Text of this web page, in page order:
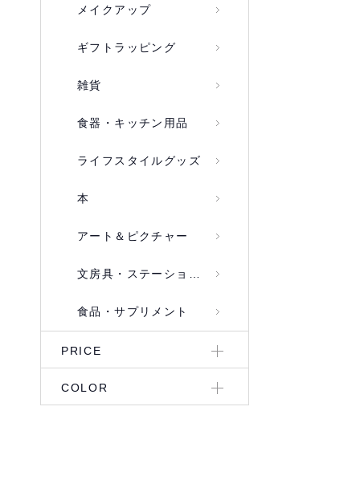
メイクアップ
ギフトラッピング
雑貨
食器・キッチン用品
ライフスタイルグッズ
本
アート＆ピクチャー
文房具・ステーショナリー
食品・サプリメント
PRICE
COLOR